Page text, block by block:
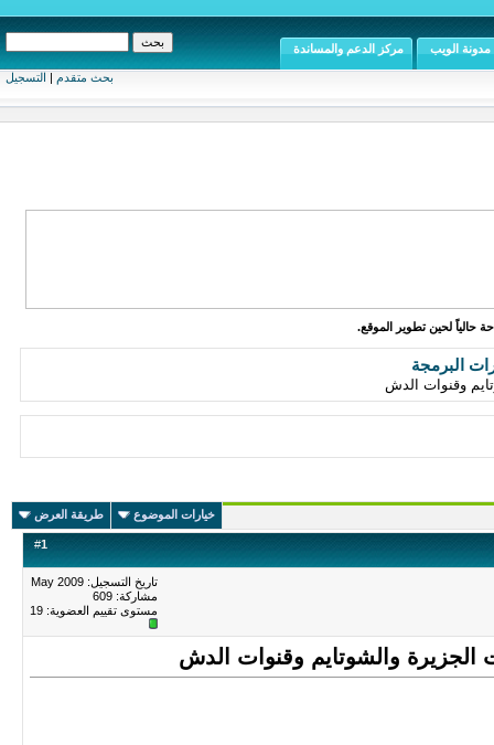
بحث متقدم | التسجيل
مدونة الويب مركز الدعم والمساندة
حالياً لحين تطوير الموقع.
البرمجة
خيارات الموضوع طريقة العرض
#1
تاريخ التسجيل: May 2009
مشاركة: 609
مستوى تقييم العضوية: 19